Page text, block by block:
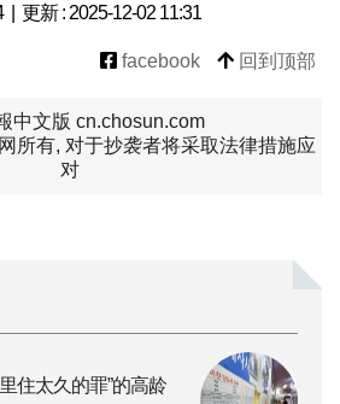
| 更新 : 2025-12-02 11:31
facebook 回到顶部
中文版 cn.chosun.com
所有, 对于抄袭者将采取法律措施应
对
住太久的罪”的高龄